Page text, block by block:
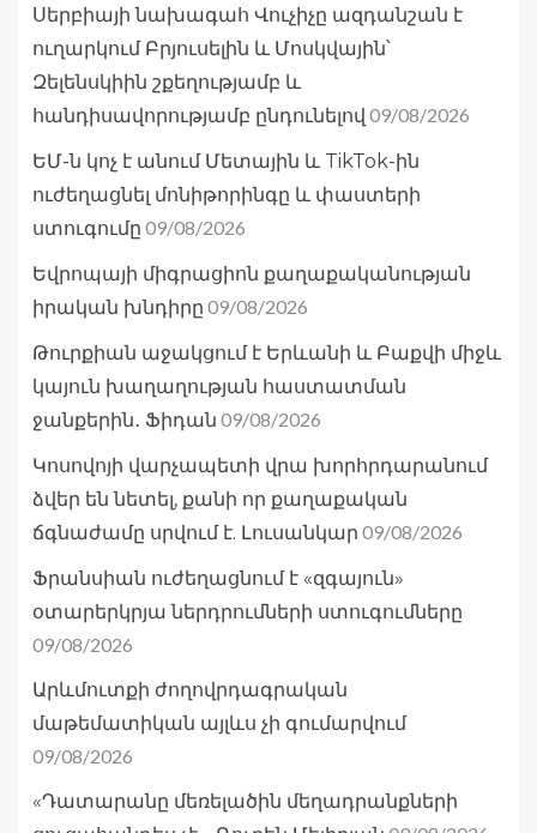
Սերբիայի նախագահ Վուչիչը ազդանշան է
ուղարկում Բրյուսելին և Մոսկվային՝
Զելենսկիին շքեղությամբ և
հանդիսավորությամբ ընդունելով 09/08/2026
ԵՄ-ն կոչ է անում Մետային և TikTok-ին
ուժեղացնել մոնիթորինգը և փաստերի
ստուգումը 09/08/2026
Եվրոպայի միգրացիոն քաղաքականության
իրական խնդիրը 09/08/2026
Թուրքիան աջակցում է Երևանի և Բաքվի միջև
կայուն խաղաղության հաստատման
ջանքերին․ Ֆիդան 09/08/2026
Կոսովոյի վարչապետի վրա խորհրդարանում
ձվեր են նետել, քանի որ քաղաքական
ճգնաժամը սրվում է. Լուսանկար 09/08/2026
Ֆրանսիան ուժեղացնում է «զգայուն»
օտարերկրյա ներդրումների ստուգումները
09/08/2026
Արևմուտքի ժողովրդագրական
մաթեմատիկան այլևս չի գումարվում
09/08/2026
«Դատարանը մեռելածին մեղադրանքների